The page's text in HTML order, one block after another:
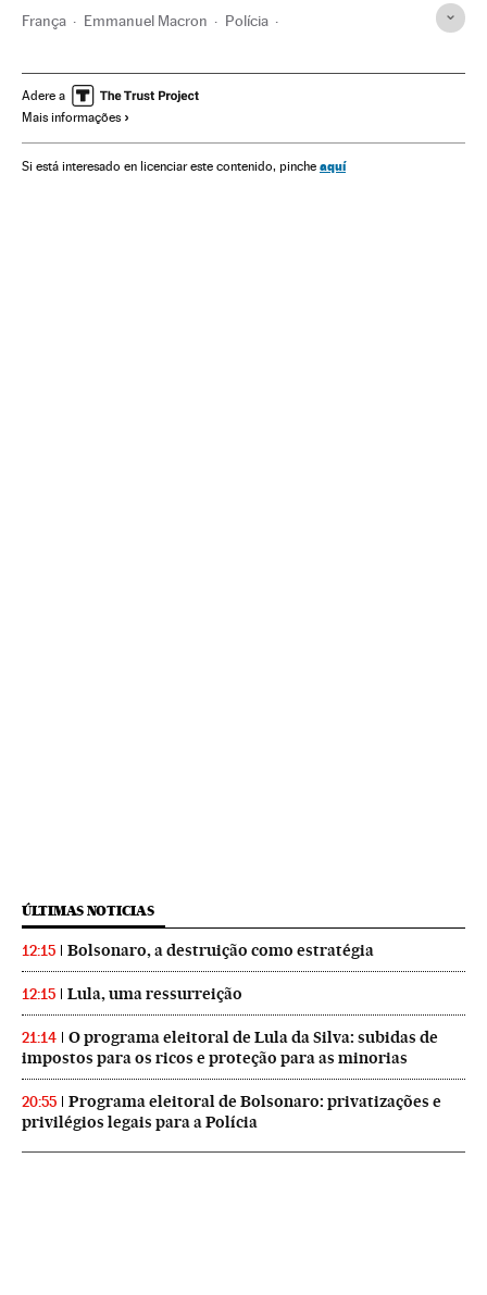
França Emmanuel Macron Polícia
Imprensa Jornalismo Fotografia
Adere a
Mais informações
Si está interesado en licenciar este contenido, pinche aquí
ÚLTIMAS NOTICIAS
12:15 Bolsonaro, a destruição como estratégia
12:15 Lula, uma ressurreição
21:14
O programa eleitoral de Lula da Silva: subidas de
impostos para os ricos e proteção para as minorias
20:55
Programa eleitoral de Bolsonaro: privatizações e
privilégios legais para a Polícia